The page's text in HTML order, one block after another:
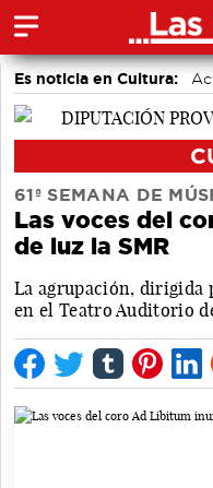
Es noticia en Cultura:
61ª SEMANA DE
Las voces del
de luz la SMR
La agrupación, dirigida
en el Teatro Auditorio